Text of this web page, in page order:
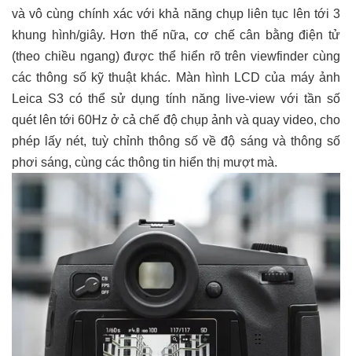
và vô cùng chính xác với khả năng chụp liên tục lên tới 3
khung hình/giây. Hơn thế nữa, cơ chế cân bằng điện tử
(theo chiều ngang) được thể hiển rõ trên viewfinder cùng
các thông số kỹ thuật khác. Màn hình LCD của máy ảnh
Leica S3 có thể sử dụng tính năng live-view với tần số
quét lên tới 60Hz ở cả chế độ chụp ảnh và quay video, cho
phép lấy nét, tuỳ chỉnh thông số về độ sáng và thông số
phơi sáng, cùng các thông tin hiển thị mượt mà.